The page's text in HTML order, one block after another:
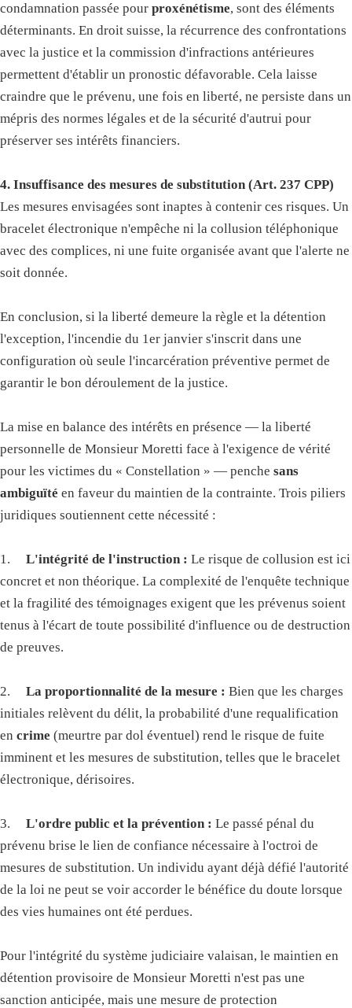
condamnation passée pour proxénétisme, sont des éléments
déterminants. En droit suisse, la récurrence des confrontations
avec la justice et la commission d'infractions antérieures
permettent d'établir un pronostic défavorable. Cela laisse
craindre que le prévenu, une fois en liberté, ne persiste dans un
mépris des normes légales et de la sécurité d'autrui pour
préserver ses intérêts financiers.
4. Insuffisance des mesures de substitution (Art. 237 CPP)
Les mesures envisagées sont inaptes à contenir ces risques. Un
bracelet électronique n'empêche ni la collusion téléphonique
avec des complices, ni une fuite organisée avant que l'alerte ne
soit donnée.
En conclusion, si la liberté demeure la règle et la détention
l'exception, l'incendie du 1er janvier s'inscrit dans une
configuration où seule l'incarcération préventive permet de
garantir le bon déroulement de la justice.
La mise en balance des intérêts en présence — la liberté
personnelle de Monsieur Moretti face à l'exigence de vérité
pour les victimes du « Constellation » — penche sans
ambiguïté en faveur du maintien de la contrainte. Trois piliers
juridiques soutiennent cette nécessité :
1. L'intégrité de l'instruction : Le risque de collusion est ici
concret et non théorique. La complexité de l'enquête technique
et la fragilité des témoignages exigent que les prévenus soient
tenus à l'écart de toute possibilité d'influence ou de destruction
de preuves.
2. La proportionnalité de la mesure : Bien que les charges
initiales relèvent du délit, la probabilité d'une requalification
en crime (meurtre par dol éventuel) rend le risque de fuite
imminent et les mesures de substitution, telles que le bracelet
électronique, dérisoires.
3. L'ordre public et la prévention : Le passé pénal du
prévenu brise le lien de confiance nécessaire à l'octroi de
mesures de substitution. Un individu ayant déjà défié l'autorité
de la loi ne peut se voir accorder le bénéfice du doute lorsque
des vies humaines ont été perdues.
Pour l'intégrité du système judiciaire valaisan, le maintien en
détention provisoire de Monsieur Moretti n'est pas une
sanction anticipée, mais une mesure de protection